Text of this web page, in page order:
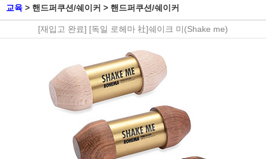
교육 > 핸드퍼쿠션/쉐이커 > 핸드퍼쿠션/쉐이커
[재입고 완료] [독일 로헤마 社]쉐이크 미(Shake me)